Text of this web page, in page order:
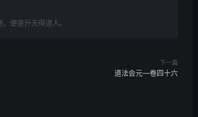
。恭望天慈，赦臣冒渎，矜允愚诚，颁降经章符
，伏念下民积罪，大劫难逃。累载兵戈，饥馑札
臆，一辰诉皇穹，冀恩宥於民愆，使兵消於境
便是升天得道人。
下一篇
道法会元—卷四十六